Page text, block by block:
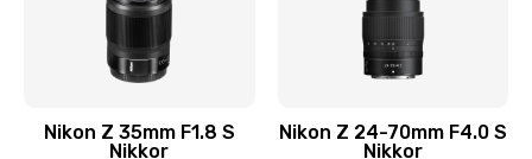
Nikon Z 35mm F1.8 S
Nikkor
Nikon Z 24-70mm F4.0 S
Nikkor